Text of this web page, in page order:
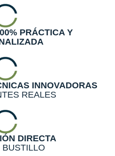
PRÁCTICA Y
INNOVADORAS
REALES
DIRECTA
BUSTILLO